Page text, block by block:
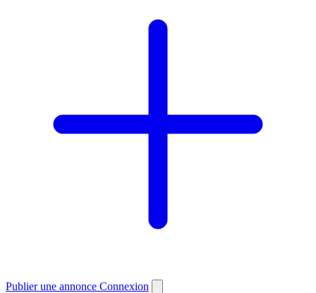
Publier une annonce Connexion